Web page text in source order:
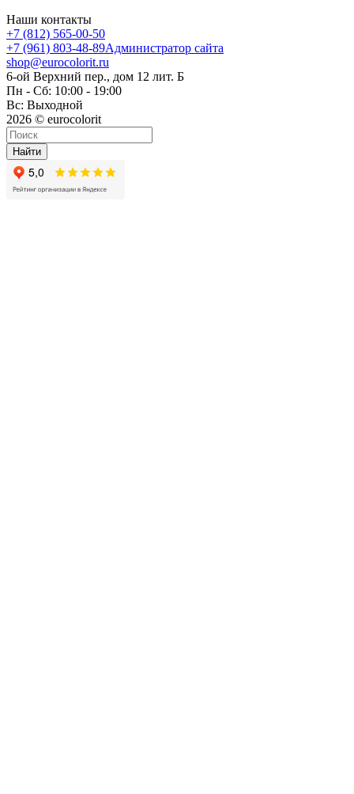
Наши контакты
+7 (812) 565-00-50
+7 (961) 803-48-89Администратор сайта
shop@eurocolorit.ru
6-ой Верхний пер., дом 12 лит. Б
Пн - Сб: 10:00 - 19:00
Вс: Выходной
2026 © eurocolorit
Найти